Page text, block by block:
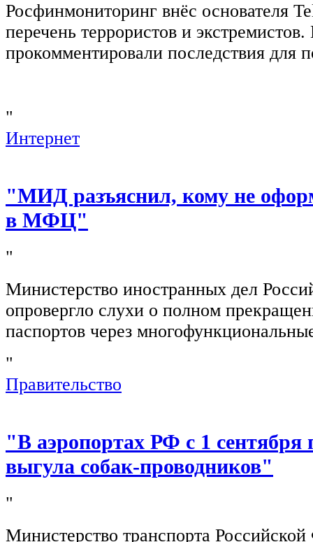
Росфинмониторинг внёс основателя
перечень террористов и
прокомментировали последствия для
"
Интернет
"МИД разъяснил, кому не
в МФЦ"
"
Министерство иностранных дел
опровергло слухи о полном
паспортов через
"
Правительство
"В аэропортах РФ с 1 сентября
выгула собак-проводников"
"
Министерство транспорта